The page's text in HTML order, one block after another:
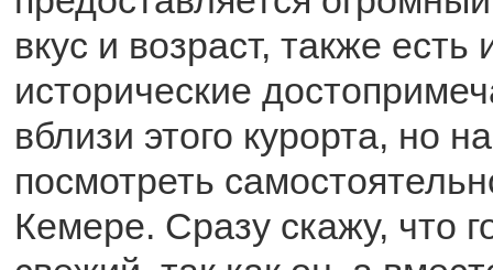
вкус и возраст, также есть
исторические
вблизи этого курорта, но
посмотреть
Кемере. Сразу скажу, что